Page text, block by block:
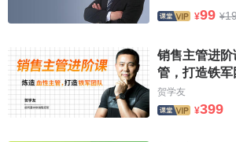
迷失在雜務和瑣碎工作的汪洋大海之中，
7、不善協作、溝通障礙
不少主管個人工作能力很強，但卻不
作，尤其是與部門之間的配合和協作，往
¥99 ¥
销售主管进
管，打造铁军
贺学友
¥399